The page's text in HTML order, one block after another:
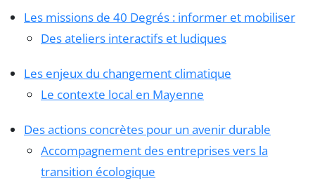
Les missions de 40 Degrés : informer et mobiliser
Des ateliers interactifs et ludiques
Les enjeux du changement climatique
Le contexte local en Mayenne
Des actions concrètes pour un avenir durable
Accompagnement des entreprises vers la
transition écologique